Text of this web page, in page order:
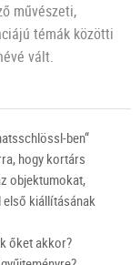
művészeti,
témák közötti
vált.
ben“
hogy kortárs
objektumokat,
első kiállításának
őket akkor?